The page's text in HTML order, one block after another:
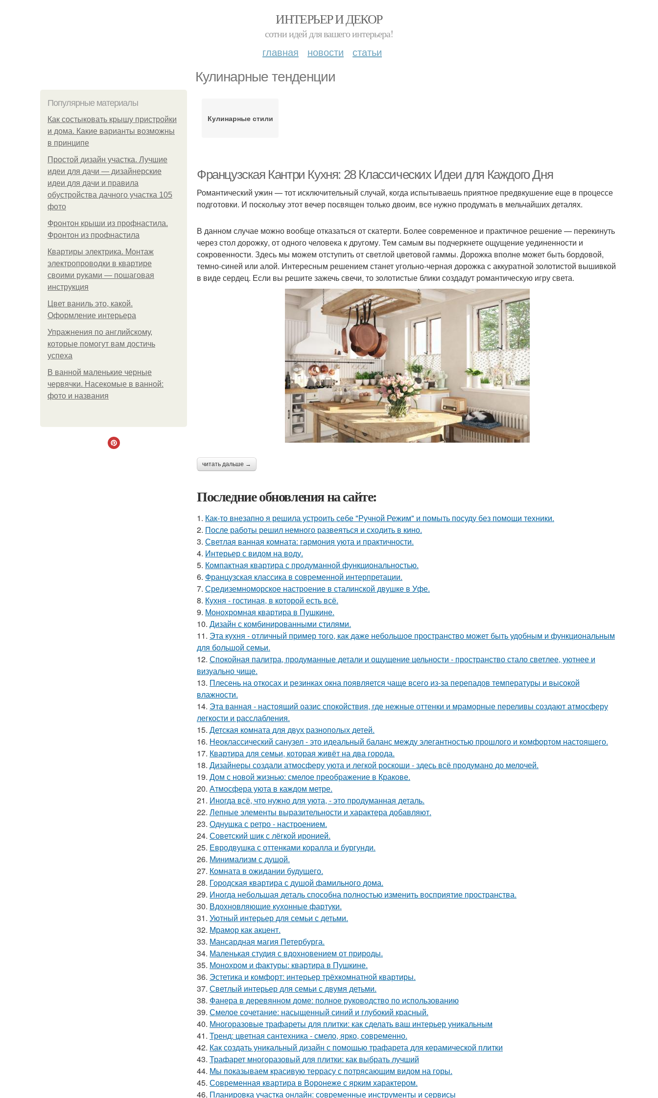
ИНТЕРЬЕР И ДЕКОР
сотни идей для вашего интерьера!
главная новости статьи
Кулинарные тенденции
Популярные материалы
Как состыковать крышу пристройки
и дома. Какие варианты возможны
в принципе
Простой дизайн участка. Лучшие
идеи для дачи — дизайнерские
идеи для дачи и правила
обустройства дачного участка 105
фото
Фронтон крыши из профнастила.
Фронтон из профнастила
Квартиры электрика. Монтаж
электропроводки в квартире
своими руками — пошаговая
инструкция
Цвет ваниль это, какой.
Оформление интерьера
Упражнения по английскому,
которые помогут вам достичь
успеха
В ванной маленькие черные
червячки. Насекомые в ванной:
фото и названия
Кулинарные стили
Французская Кантри Кухня: 28 Классических Идеи для Каждого Дня
Романтический ужин — тот исключительный случай, когда испытываешь приятное предвкушение еще в процессе
подготовки. И поскольку этот вечер посвящен только двоим, все нужно продумать в мельчайших деталях.
В данном случае можно вообще отказаться от скатерти. Более современное и практичное решение — перекинуть
через стол дорожку, от одного человека к другому. Тем самым вы подчеркнете ощущение уединенности и
сокровенности. Здесь мы можем отступить от светлой цветовой гаммы. Дорожка вполне может быть бордовой,
темно-синей или алой. Интересным решением станет угольно-черная дорожка с аккуратной золотистой вышивкой
в виде сердец. Если вы решите зажечь свечи, то золотистые блики создадут романтическую игру света.
читать дальше →
Последние обновления на сайте:
1. Как-то внезапно я решила устроить себе "Ручной Режим" и помыть посуду без помощи техники.
2. После работы решил немного развеяться и сходить в кино.
3. Светлая ванная комната: гармония уюта и практичности.
4. Интерьер с видом на воду.
5. Компактная квартира с продуманной функциональностью.
6. Французская классика в современной интерпретации.
7. Средиземноморское настроение в сталинской двушке в Уфе.
8. Кухня - гостиная, в которой есть всё.
9. Монохромная квартира в Пушкине.
10. Дизайн с комбинированными стилями.
11. Эта кухня - отличный пример того, как даже небольшое пространство может быть удобным и функциональным
для большой семьи.
12. Спокойная палитра, продуманные детали и ощущение цельности - пространство стало светлее, уютнее и
визуально чище.
13. Плесень на откосах и резинках окна появляется чаще всего из-за перепадов температуры и высокой
влажности.
14. Эта ванная - настоящий оазис спокойствия, где нежные оттенки и мраморные переливы создают атмосферу
легкости и расслабления.
15. Детская комната для двух разнополых детей.
16. Неоклассический санузел - это идеальный баланс между элегантностью прошлого и комфортом настоящего.
17. Квартира для семьи, которая живёт на два города.
18. Дизайнеры создали атмосферу уюта и легкой роскоши - здесь всё продумано до мелочей.
19. Дом с новой жизнью: смелое преображение в Кракове.
20. Атмосфера уюта в каждом метре.
21. Иногда всё, что нужно для уюта, - это продуманная деталь.
22. Лепные элементы выразительности и характера добавляют.
23. Однушка с ретро - настроением.
24. Советский шик с лёгкой иронией.
25. Евродвушка с оттенками коралла и бургунди.
26. Минимализм с душой.
27. Комната в ожидании будущего.
28. Городская квартира с душой фамильного дома.
29. Иногда небольшая деталь способна полностью изменить восприятие пространства.
30. Вдохновляющие кухонные фартуки.
31. Уютный интерьер для семьи с детьми.
32. Мрамор как акцент.
33. Мансардная магия Петербурга.
34. Маленькая студия с вдохновением от природы.
35. Монохром и фактуры: квартира в Пушкине.
36. Эстетика и комфорт: интерьер трёхкомнатной квартиры.
37. Светлый интерьер для семьи с двумя детьми.
38. Фанера в деревянном доме: полное руководство по использованию
39. Смелое сочетание: насыщенный синий и глубокий красный.
40. Многоразовые трафареты для плитки: как сделать ваш интерьер уникальным
41. Тренд: цветная сантехника - смело, ярко, современно.
42. Как создать уникальный дизайн с помощью трафарета для керамической плитки
43. Трафарет многоразовый для плитки: как выбрать лучший
44. Мы показываем красивую террасу с потрясающим видом на горы.
45. Современная квартира в Воронеже с ярким характером.
46. Планировка участка онлайн: современные инструменты и сервисы